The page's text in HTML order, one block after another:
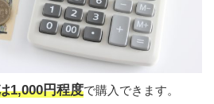
1,000円程度で購入できます。